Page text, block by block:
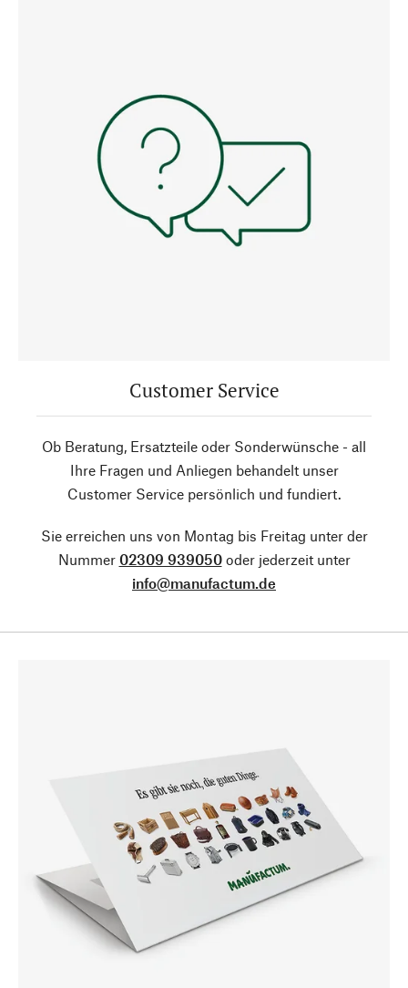
Customer Service
Ob Beratung, Ersatzteile oder Sonderwünsche - all
Ihre Fragen und Anliegen behandelt unser
Customer Service persönlich und fundiert.
Sie erreichen uns von Montag bis Freitag unter der
Nummer 02309 939050oder jederzeit unter
info@manufactum.de